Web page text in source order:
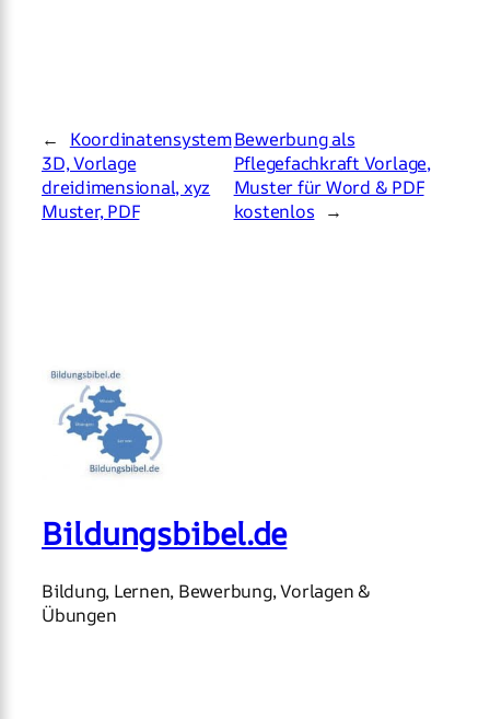
←
Koordinatensystem
3D, Vorlage
dreidimensional, xyz
Muster, PDF
Bewerbung als
Pflegefachkraft Vorlage,
Muster für Word & PDF
kostenlos →
Bildungsbibel.de
Bildung, Lernen, Bewerbung, Vorlagen &
Übungen